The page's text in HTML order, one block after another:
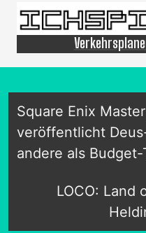
Square Enix
veröffentlicht
andere als
LOCO: Land